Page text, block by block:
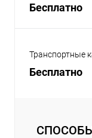
Бесплатно
Транспортные
Бесплатно